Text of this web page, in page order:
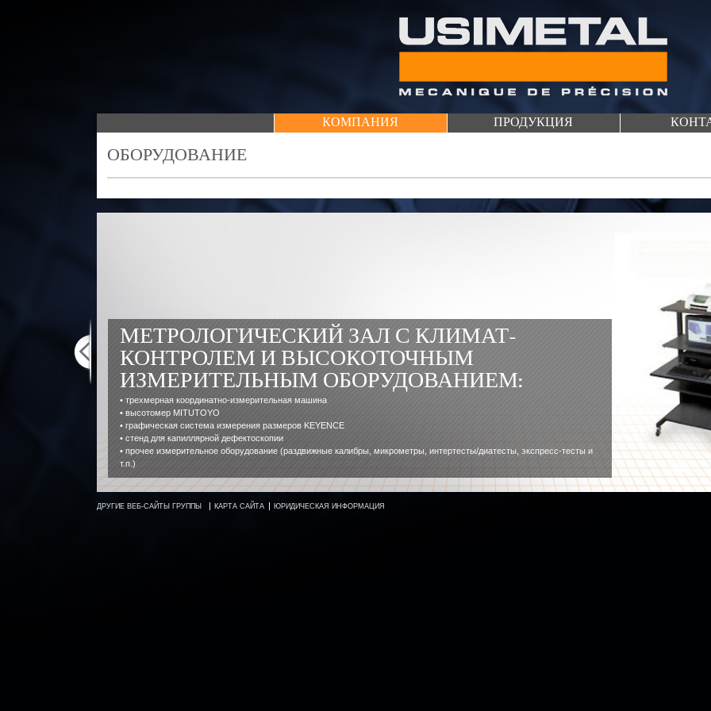
КОМПАНИЯ ​ПРОДУКЦИЯ
ОБОРУДОВАНИЕ
МЕТРОЛОГИЧЕСКИЙ ЗАЛ С КЛИМАТ-
КОНТРОЛЕМ И ВЫСОКОТОЧНЫМ
ИЗМЕРИТЕЛЬНЫМ ОБОРУДОВАНИЕМ:
• трехмерная координатно-измерительная машина
• высотомер MITUTOYO
• графическая система измерения размеров KEYENCE
• стенд для капиллярной дефектоскопии
• прочее измерительное оборудование (раздвижные калибры, микрометры, интертесты/диатесты, экспресс-тесты и
т.п.)
ДРУГИЕ ВЕБ-САЙТЫ ГРУППЫ КАРТА САЙТА ЮРИДИЧЕСКАЯ ИНФОРМАЦИЯ